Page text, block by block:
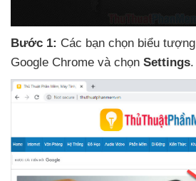
Bước 1: Các bạn chọn biểu tượng
Google Chrome và chọn Settings.